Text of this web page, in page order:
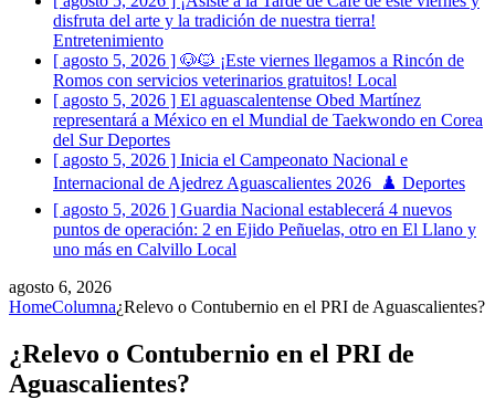
disfruta del arte y la tradición de nuestra tierra!
Entretenimiento
[ agosto 5, 2026 ] 🐶🐱 ¡Este viernes llegamos a Rincón de
Romos con servicios veterinarios gratuitos! Local
[ agosto 5, 2026 ] El aguascalentense Obed Martínez
representará a México en el Mundial de Taekwondo en Corea
del SurDeportes
[ agosto 5, 2026 ] Inicia el Campeonato Nacional e
Internacional de Ajedrez Aguascalientes 2026 ♟️ Deportes
[ agosto 5, 2026 ] Guardia Nacional establecerá 4 nuevos
puntos de operación: 2 en Ejido Peñuelas, otro en El Llano y
uno más en Calvillo Local
agosto 6, 2026
HomeColumna¿Relevo o Contubernio en el PRI de Aguascalientes?
¿Relevo o Contubernio en el PRI de
Aguascalientes?